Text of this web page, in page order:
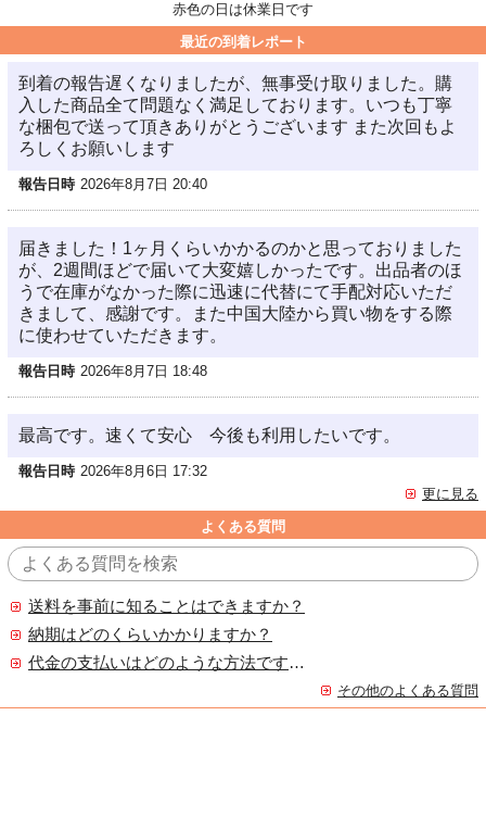
赤色の日は休業日です
最近の到着レポート
到着の報告遅くなりましたが、無事受け取りました。購
入した商品全て問題なく満足しております。いつも丁寧
な梱包で送って頂きありがとうございます また次回もよ
ろしくお願いします
報告日時 2026年8月7日 20:40
届きました！1ヶ月くらいかかるのかと思っておりました
が、2週間ほどで届いて大変嬉しかったです。出品者のほ
うで在庫がなかった際に迅速に代替にて手配対応いただ
きまして、感謝です。また中国大陸から買い物をする際
に使わせていただきます。
報告日時 2026年8月7日 18:48
最高です。速くて安心 今後も利用したいです。
報告日時 2026年8月6日 17:32
更に見る
よくある質問
送料を事前に知ることはできますか？
納期はどのくらいかかりますか？
代金の支払いはどのような方法ですか？
その他のよくある質問